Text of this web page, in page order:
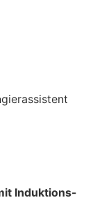
Induktions-